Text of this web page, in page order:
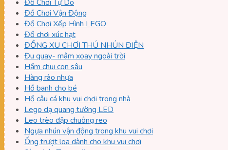
Đồ Chơi Tự Do
Đồ Chơi Vận Động
Đồ Chơi Xếp Hình LEGO
Đồ chơi xúc hạt
ĐỒNG XU CHƠI THÚ NHÚN ĐIỆN
Đu quay- mâm xoay ngoài trời
Hầm chui con sâu
Hàng rào nhựa
Hồ banh cho bé
Hồ câu cá khu vui chơi trong nhà
Lego dạ quang tường LED
Leo trèo đập chuông reo
Ngựa nhún vận động trong khu vui chơi
Ống trượt loa dành cho khu vui chơi